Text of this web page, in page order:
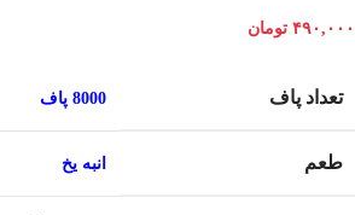
۴۹۰,۰۰۰ تومان
تعداد پاف 8000 پاف
طعم انبه یخ